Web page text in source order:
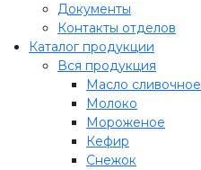
Документы
Контакты отделов
Каталог продукции
Вся продукция
Масло сливочное
Молоко
Мороженое
Кефир
Снежок